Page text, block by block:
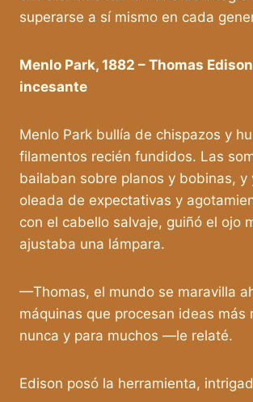
superarse a sí mismo en cada
Menlo Park, 1882 – Thomas
incesante
Menlo Park bullía de chispazos y
filamentos recién fundidos. Las
bailaban sobre planos y bobinas, y
oleada de expectativas y
con el cabello salvaje, guiñó el ojo
ajustaba una lámpara.
—Thomas, el mundo se maravilla
máquinas que procesan ideas más
nunca y para muchos —le relaté.
Edison posó la herramienta,